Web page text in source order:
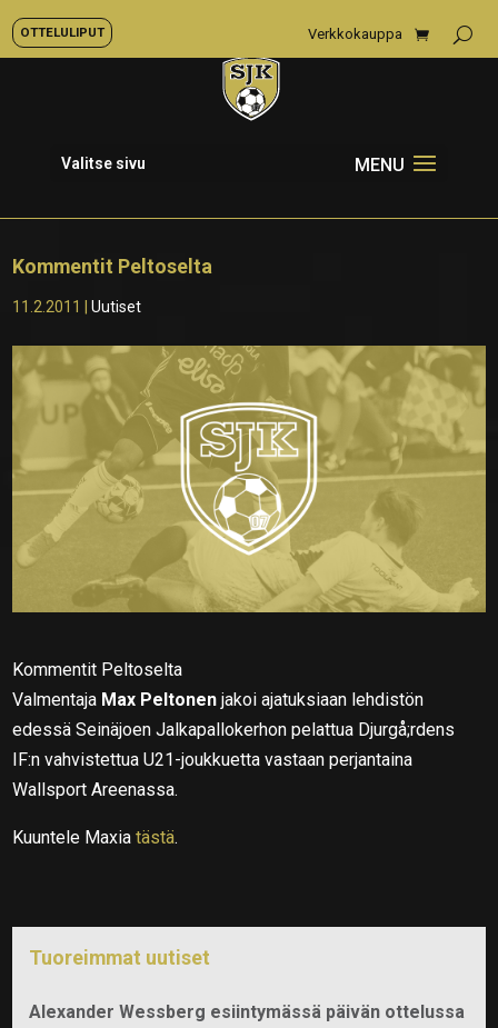
OTTELULIPUT Verkkokauppa
Valitse sivu
Kommentit Peltoselta
11.2.2011 |Uutiset
Kommentit Peltoselta
Valmentaja Max Peltonen jakoi ajatuksiaan lehdistön
edessä Seinäjoen Jalkapallokerhon pelattua Djurgå;rdens
IF:n vahvistettua U21-joukkuetta vastaan perjantaina
Wallsport Areenassa.
Kuuntele Maxiatästä.
Tuoreimmat uutiset
Alexander Wessberg esiintymässä päivän ottelussa